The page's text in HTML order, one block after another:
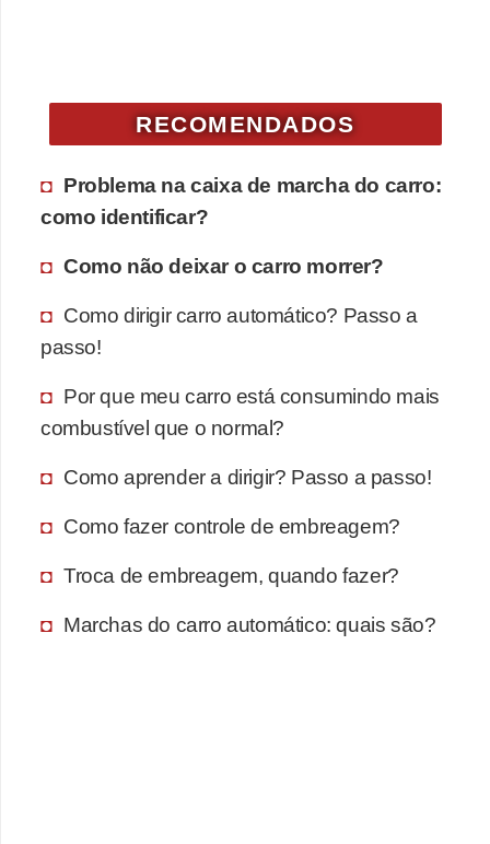
RECOMENDADOS
Problema na caixa de marcha do carro:
como identificar?
Como não deixar o carro morrer?
Como dirigir carro automático? Passo a
passo!
Por que meu carro está consumindo mais
combustível que o normal?
Como aprender a dirigir? Passo a passo!
Como fazer controle de embreagem?
Troca de embreagem, quando fazer?
Marchas do carro automático: quais são?